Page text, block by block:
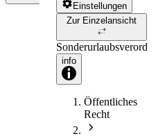
Einstellungen
Zur Einzelansicht
Sonderurlaubsverordnung
info
Öffentliches
Recht